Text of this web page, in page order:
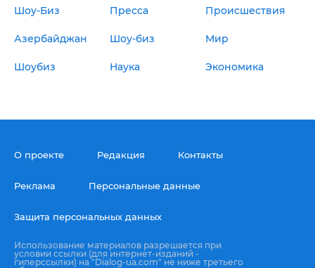
Шоу-Биз Пресса Происшествия
Азербайджан Шоу-биз Мир
Шоубиз Наука Экономика
О проекте Редакция Контакты
Реклама Персональные данные
Защита персональных данных
Использование материалов разрешается при
условии ссылки (для интернет-изданий -
гиперссылки) на "Dialog-ua.com" не ниже третьего